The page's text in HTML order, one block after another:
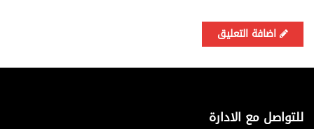
للتواصل مع الادارة